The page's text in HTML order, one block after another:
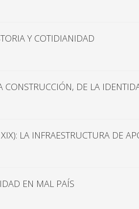
Y COTIDIANIDAD
DE LA
LA INFRAESTRUCTURA DE
EN MAL PAÍS